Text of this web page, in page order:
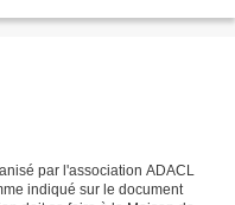
par l'association ADACL
indiqué sur le document